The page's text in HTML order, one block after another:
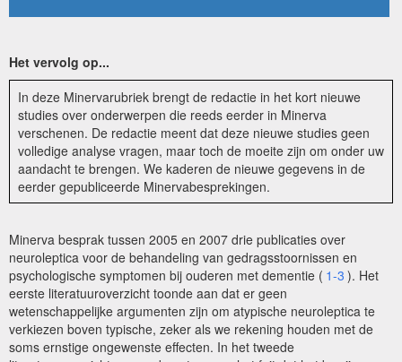
Het vervolg op...
In deze Minervarubriek brengt de redactie in het kort nieuwe
studies over onderwerpen die reeds eerder in Minerva
verschenen. De redactie meent dat deze nieuwe studies geen
volledige analyse vragen, maar toch de moeite zijn om onder uw
aandacht te brengen. We kaderen de nieuwe gegevens in de
eerder gepubliceerde Minervabesprekingen.
Minerva besprak tussen 2005 en 2007 drie publicaties over
neuroleptica voor de behandeling van gedragsstoornissen en
psychologische symptomen bij ouderen met dementie ( 1-3 ). Het
eerste literatuuroverzicht toonde aan dat er geen
wetenschappelijke argumenten zijn om atypische neuroleptica te
verkiezen boven typische, zeker als we rekening houden met de
soms ernstige ongewenste effecten. In het tweede